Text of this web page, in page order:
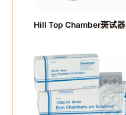
Hill Top Chamber斑试器